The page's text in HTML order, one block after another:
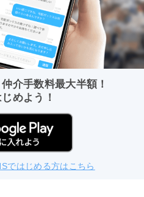
介手数料最大半額！
めよう！
ではじめる方はこちら